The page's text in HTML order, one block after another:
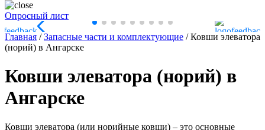
Опросный лист
Главная /Запасные части и комплектующие /Ковши элеватора
(норий) в Ангарске
Ковши элеватора (норий) в
Ангарске
Ковши элеватора (или норийные ковши) – это основные